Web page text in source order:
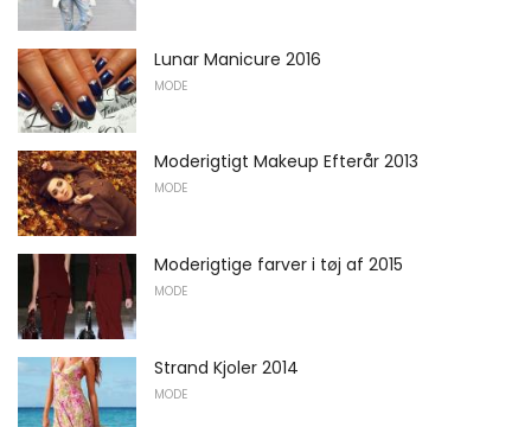
Lunar Manicure 2016
MODE
Moderigtigt Makeup Efterår 2013
MODE
Moderigtige farver i tøj af 2015
MODE
Strand Kjoler 2014
MODE